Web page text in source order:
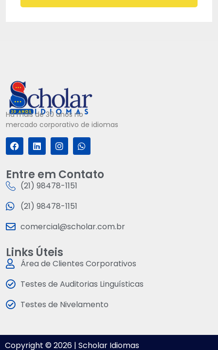
Há mais de 30 anos no
mercado corporativo de idiomas
Entre em Contato
(21) 98478-1151
(21) 98478-1151
comercial@scholar.com.br
Links Úteis
Área de Clientes Corporativos
Testes de Auditorias Linguísticas
Testes de Nivelamento
Copyright © 2026 | Scholar Idiomas